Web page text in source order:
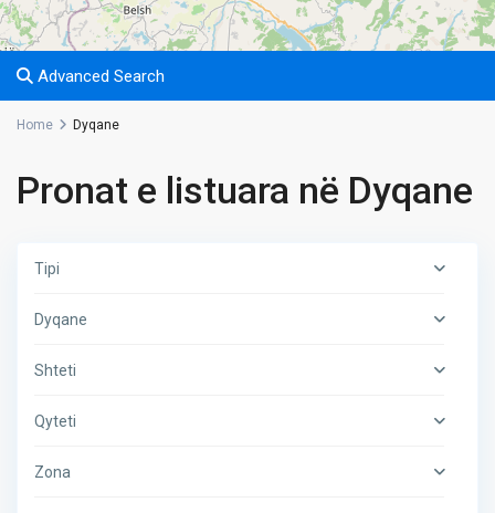
Advanced Search
Home Dyqane
Pronat e listuara në Dyqane
Tipi
Dyqane
Shteti
Qyteti
Zona